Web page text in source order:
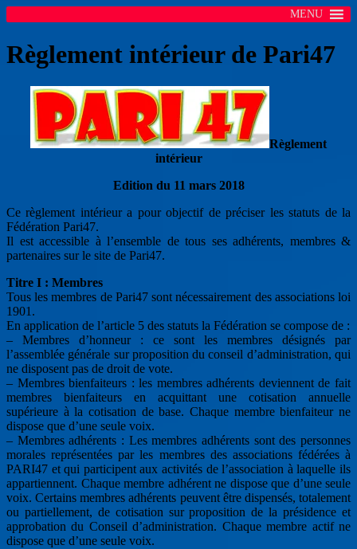
MENU
Règlement intérieur de Pari47
Règlement
intérieur
Edition du 11 mars 2018
Ce règlement intérieur a pour objectif de préciser les statuts de la
Fédération Pari47.
Il est accessible à l’ensemble de tous ses adhérents, membres &
partenaires sur le site de Pari47.
Titre I : Membres
Tous les membres de Pari47 sont nécessairement des associations loi
1901.
En application de l’article 5 des statuts la Fédération se compose de :
– Membres d’honneur : ce sont les membres désignés par
l’assemblée générale sur proposition du conseil d’administration, qui
ne disposent pas de droit de vote.
– Membres bienfaiteurs : les membres adhérents deviennent de fait
membres bienfaiteurs en acquittant une cotisation annuelle
supérieure à la cotisation de base. Chaque membre bienfaiteur ne
dispose que d’une seule voix.
– Membres adhérents : Les membres adhérents sont des personnes
morales représentées par les membres des associations fédérées à
PARI47 et qui participent aux activités de l’association à laquelle ils
appartiennent. Chaque membre adhérent ne dispose que d’une seule
voix. Certains membres adhérents peuvent être dispensés, totalement
ou partiellement, de cotisation sur proposition de la présidence et
approbation du Conseil d’administration. Chaque membre actif ne
dispose que d’une seule voix.